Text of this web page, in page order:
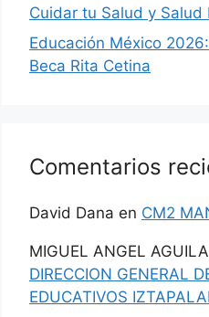
Cuidar tu Salud y Salud
Educación México
Beca Rita Cetina
Comentarios
David Dana en CM2
MIGUEL ANGEL
DIRECCION GENERAL
EDUCATIVOS